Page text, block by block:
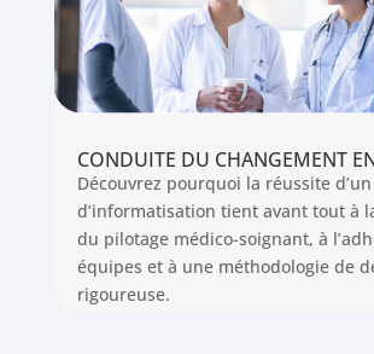
Découvrez pourquoi la réussite
d’informatisation tient avant tout à
du pilotage médico-soignant, à
équipes et à une méthodologie de
rigoureuse.